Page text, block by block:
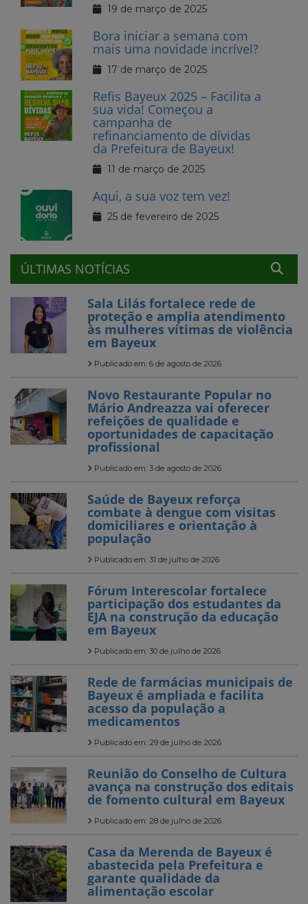
19 de março de 2025
Bora iniciar a semana com
mais uma novidade incrível?
17 de março de 2025
Refis Bayeux 2025 – Facilita a
sua vida! Começou a
campanha de
refinanciamento de dívidas
da Prefeitura de Bayeux!
11 de março de 2025
Aqui, a sua voz tem vez!
25 de fevereiro de 2025
ÚLTIMAS NOTÍCIAS
Sala Lilás fortalece rede de
proteção e amplia atendimento
às mulheres vítimas de violência
em Bayeux
Publicado em: 6 de agosto de 2026
Novo Restaurante Popular no
Mário Andreazza vai oferecer
refeições de qualidade e
oportunidades de capacitação
profissional
Publicado em: 3 de agosto de 2026
Saúde de Bayeux reforça
combate à dengue com visitas
domiciliares e orientação à
população
Publicado em: 31 de julho de 2026
Fórum Interescolar fortalece
participação dos estudantes da
EJA na construção da educação
em Bayeux
Publicado em: 30 de julho de 2026
Rede de farmácias municipais de
Bayeux é ampliada e facilita
acesso da população a
medicamentos
Publicado em: 29 de julho de 2026
Reunião do Conselho de Cultura
avança na construção dos editais
de fomento cultural em Bayeux
Publicado em: 28 de julho de 2026
Casa da Merenda de Bayeux é
abastecida pela Prefeitura e
garante qualidade da
alimentação escolar